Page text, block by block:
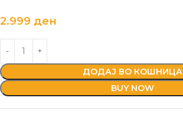
2.999 ден
ДОДАЈ ВО КОШНИЦА
BUY NOW